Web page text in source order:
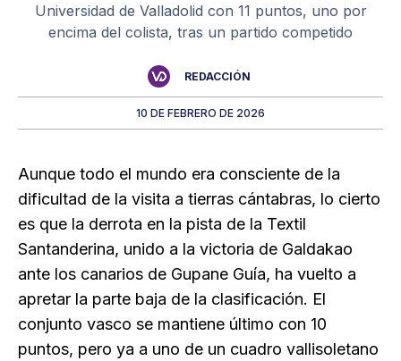
Universidad de Valladolid con 11 puntos, uno por
encima del colista, tras un partido competido
REDACCIÓN
10 DE FEBRERO DE 2026
Aunque todo el mundo era consciente de la
dificultad de la visita a tierras cántabras, lo cierto
es que la derrota en la pista de la Textil
Santanderina, unido a la victoria de Galdakao
ante los canarios de Gupane Guía, ha vuelto a
apretar la parte baja de la clasificación. El
conjunto vasco se mantiene último con 10
puntos, pero ya a uno de un cuadro vallisoletano